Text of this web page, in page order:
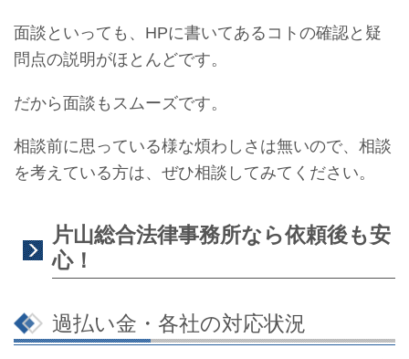
面談といっても、HPに書いてあるコトの確認と疑
問点の説明がほとんどです。
だから面談もスムーズです。
相談前に思っている様な煩わしさは無いので、相談
を考えている方は、ぜひ相談してみてください。
片山総合法律事務所なら依頼後も安
心！
過払い金・各社の対応状況